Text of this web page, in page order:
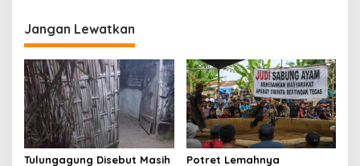
a
s
i
p
o
s
Jangan Lewatkan
Tulungagung Disebut Masih Potret Lemahnya